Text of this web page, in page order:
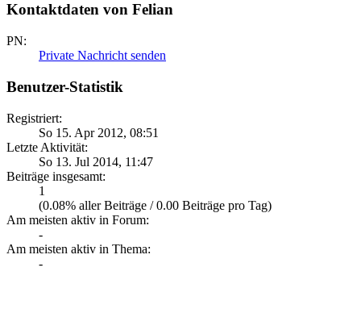
Kontaktdaten von Felian
PN:
Private Nachricht senden
Benutzer-Statistik
Registriert:
So 15. Apr 2012, 08:51
Letzte Aktivität:
So 13. Jul 2014, 11:47
Beiträge insgesamt:
1
(0.08% aller Beiträge / 0.00 Beiträge pro Tag)
Am meisten aktiv in Forum:
-
Am meisten aktiv in Thema:
-